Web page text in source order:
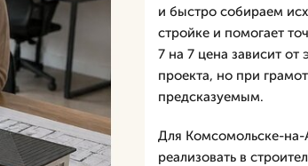
и быстро собираем
стройке и помогает
7 на 7 цена зависит
проекта, но при
предсказуемым.
Для Комсомольске-
реализовать в